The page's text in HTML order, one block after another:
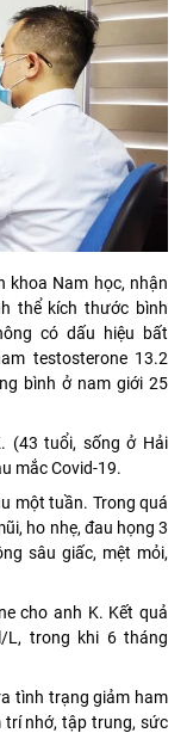
khoa Nam học, nhận
thể kích thước bình
có dấu hiệu bất
testosterone 13.2
bình ở nam giới 25
(43 tuổi, sống ở Hải
mắc Covid-19.
một tuần. Trong quá
ho nhẹ, đau họng 3
sâu giấc, mệt mỏi,
cho anh K. Kết quả
L, trong khi 6 tháng
tình trạng giảm ham
trí nhớ, tập trung, sức